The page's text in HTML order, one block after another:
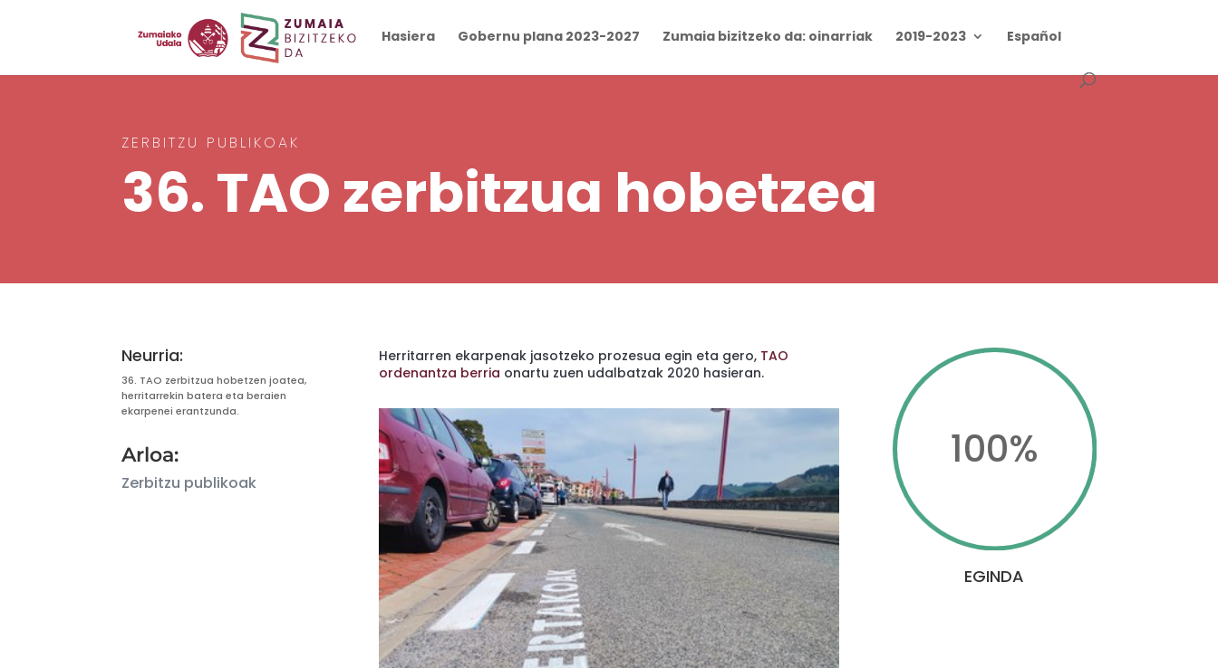
Hasiera Gobernu plana 2023-2027 Zumaia bizitzeko da: oinarriak 2019-2023 Español
ZERBITZU PUBLIKOAK
36. TAO zerbitzua hobetzea
Neurria:
36. TAO zerbitzua hobetzen joatea,
herritarrekin batera eta beraien
ekarpenei erantzunda.
Arloa:
Zerbitzu publikoak
Herritarren ekarpenak jasotzeko prozesua egin eta gero, TAO
ordenantza berria onartu zuen udalbatzak 2020 hasieran.
100%
EGINDA